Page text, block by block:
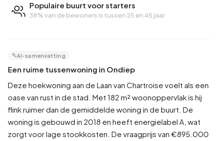
Populaire buurt voor starters
38% van de bewoners is tussen 25 en 45 jaar
AI-samenvatting
Een ruime tussenwoning in Ondiep
Deze hoekwoning aan de Laan van Chartroise voelt als een
oase van rust in de stad. Met 182 m² woonoppervlak is hij
flink ruimer dan de gemiddelde woning in de buurt. De
woning is gebouwd in 2018 en heeft energielabel A, wat
zorgt voor lage stookkosten. De vraagprijs van €895.000